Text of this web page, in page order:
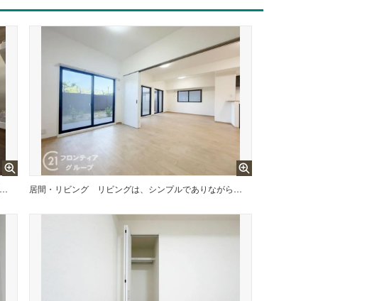
快適なバスルームは、広々とした空間で、毎日の疲れを癒す贅沢な時間を提供し、リラックスを促します。 居間・リビング リビングは、シンプルでありながらもスタイリッシュなデザインです。快適な暮らしをサポートします。